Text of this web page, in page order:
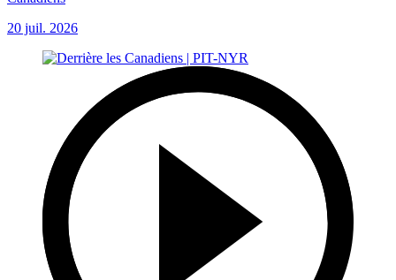
20 juil. 2026